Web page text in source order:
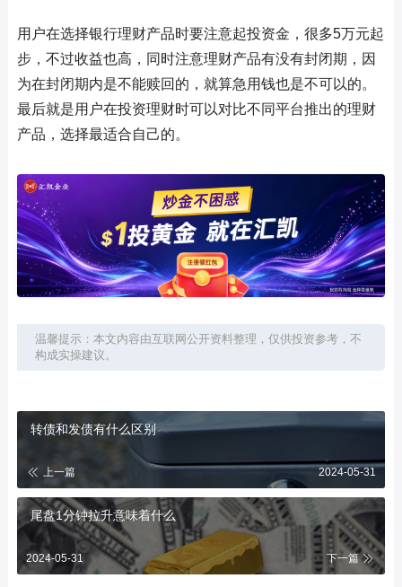
用户在选择银行理财产品时要注意起投资金，很多5万元起
步，不过收益也高，同时注意理财产品有没有封闭期，因
为在封闭期内是不能赎回的，就算急用钱也是不可以的。
最后就是用户在投资理财时可以对比不同平台推出的理财
产品，选择最适合自己的。
温馨提示：本文内容由互联网公开资料整理，仅供投资参考，不
构成实操建议。
转债和发债有什么区别
上一篇 2024-05-31
尾盘1分钟拉升意味着什么
2024-05-31 下一篇